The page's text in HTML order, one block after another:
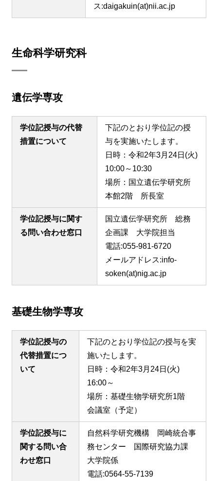
ス:daigakuin(at)nii.ac.jp
生命科学研究科
遺伝学専攻
学位記授与の代替
措置について
下記のとおり学位記の授
与を実施いたします。
日時：令和2年3月24日(火)
10:00～10:30
場所：国立遺伝学研究所
本館2階 所長室
学位記授与に関す
る問い合わせ窓口
国立遺伝学研究所 総務
企画課 大学院担当
電話:055-981-6720
メールアドレス:info-
soken(at)nig.ac.jp
基礎生物学専攻
学位記授与の
代替措置につ
いて
下記のとおり学位記の授与を実
施いたします。
日時：令和2年3月24日(火)
16:00～
場所：基礎生物学研究所1階
会議室（予定）
学位記授与に
関する問い合
わせ窓口
自然科学研究機構 岡崎統合事
務センター 国際研究協力課
大学院係
電話:0564-55-7139